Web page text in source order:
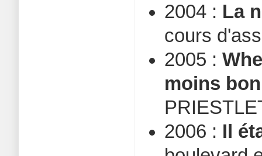
2004 : La
cours
2005 :
moins
2006 : Il